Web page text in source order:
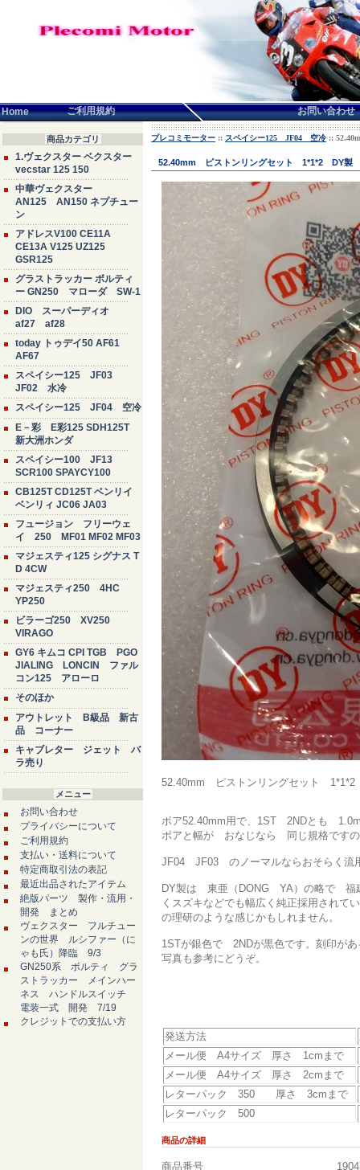
Home ご利用規約 お問い合わせ
商品カテゴリ
1.ヴェクスター ベクスター
vecstar 125 150
中華ヴェクスター
AN125 AN150 ネプチュー
ン
アドレスV100 CE11A
CE13A V125 UZ125
GSR125
グラストラッカー ボルティ
ー GN250 マローダ SW-1
DIO スーパーディオ
af27 af28
today トゥデイ50 AF61
AF67
スペイシー125 JF03
JF02 水冷
スペイシー125 JF04 空冷
E－彩 E彩125 SDH125T
新大洲ホンダ
スペイシー100 JF13
SCR100 SPAYCY100
CB125T CD125T ベンリイ
ベンリィ JC06 JA03
フュージョン フリーウェ
イ 250 MF01 MF02 MF03
マジェスティ125 シグナス T
D 4CW
マジェスティ250 4HC
YP250
ビラーゴ250 XV250
VIRAGO
GY6 キムコ CPI TGB PGO
JIALING LONCIN ファル
コン125 アローロ
そのほか
アウトレット B級品 新古
品 コーナー
キャブレター ジェット バ
ラ売り
メニュー
お問い合わせ
プライバシーについて
ご利用規約
支払い・送料について
特定商取引法の表記
最近出品されたアイテム
絶版パーツ 製作・流用・
開発 まとめ
ヴェクスター フルチュー
ンの世界 ルシファー（に
ゃも氏）降臨 9/3
GN250系 ボルティ グラ
ストラッカー メインハー
ネス ハンドルスイッチ
電装一式 開発 7/19
クレジットでの支払い方
プレコミモーター :: スペイシー125 JF04 空冷 ::
52.40mm ピストンリングセット 1*1*2 DY
52.40mm ピストンリングセット
ボア52.40mm用で、1ST 2NDとも
ボアと幅が おなじなら 同じ規格です
JF04 JF03 のノーマルならおそらく流
DY製は 東亜（DONG YA）の略で 福建
くスズキなどでも幅広く純正採用されて
の理研のような感じかもしれません。
1STが銀色で 2NDが黒色です。刻印が
写真も参考にどうぞ。
発送方法
メール便 A4サイズ 厚さ 1cmまで
メール便 A4サイズ 厚さ 2cmまで
レターパック 350 厚さ 3cmまで
レターパック 500
商品の詳細
商品番号